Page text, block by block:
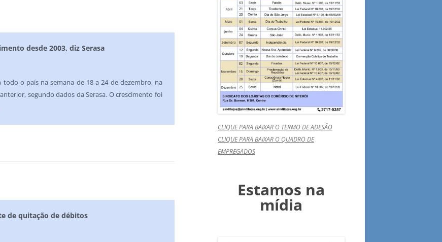
desde 2003, diz Serasa
todo o país na semana de 18 a 24 de dezembro, na
segundo dados da Serasa. O crescimento foi
de quitação de débitos
CLIQUE PARA BAIXAR O TERMO DE ADESÃO
CLIQUE PARA BAIXAR O QUADRO DE
EMPREGADOS
Estamos na
mídia